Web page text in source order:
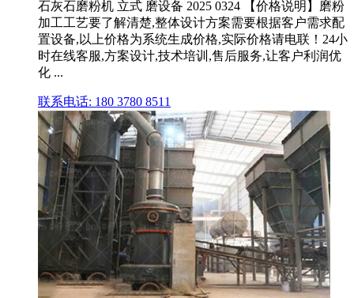
石灰石磨粉机 立式 磨设备 2025 0324 【价格说明】磨粉
加工工艺要了解清楚,整体设计方案需要根据客户需求配
置设备,以上价格为系统生成价格,实际价格请电联！24小
时在线客服,方案设计,技术培训,售后服务,让客户利润优
化 ...
联系电话: 180 3780 8511